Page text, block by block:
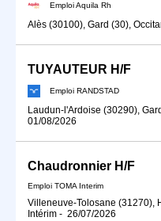
Emploi Aquila Rh
Alès (30100), Gard (30),
TUYAUTEUR H/F
Emploi RANDSTAD
Laudun-l'Ardoise (30290),
01/08/2026
Chaudronnier H/F
Emploi TOMA Interim
Villeneuve-Tolosane (31270),
Intérim - 26/07/2026